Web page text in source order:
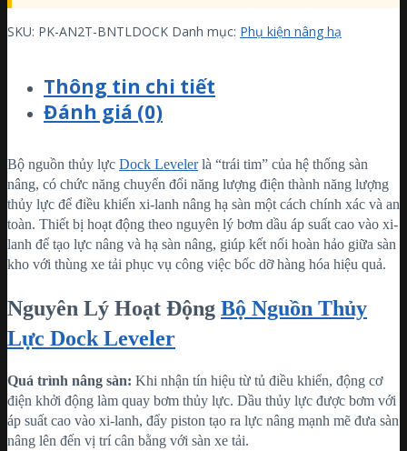
SKU: PK-AN2T-BNTLDOCK Danh mục: Phụ kiện nâng hạ
Thông tin chi tiết
Đánh giá (0)
Bộ nguồn thủy lực Dock Levelerlà “trái tim” của hệ thống sàn
nâng, có chức năng chuyển đổi năng lượng điện thành năng lượng
thủy lực để điều khiển xi-lanh nâng hạ sàn một cách chính xác và an
toàn. Thiết bị hoạt động theo nguyên lý bơm dầu áp suất cao vào xi-
lanh để tạo lực nâng và hạ sàn nâng, giúp kết nối hoàn hảo giữa sàn
kho với thùng xe tải phục vụ công việc bốc dỡ hàng hóa hiệu quả.
Nguyên Lý Hoạt Động Bộ Nguồn Thủy
Lực Dock Leveler
Quá trình nâng sàn: Khi nhận tín hiệu từ tủ điều khiển, động cơ
điện khởi động làm quay bơm thủy lực. Dầu thủy lực được bơm với
áp suất cao vào xi-lanh, đẩy piston tạo ra lực nâng mạnh mẽ đưa sàn
nâng lên đến vị trí cân bằng với sàn xe tải.